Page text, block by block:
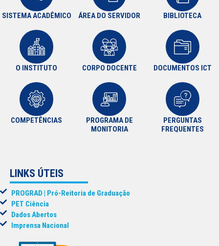
SISTEMA ACADÊMICO ÁREA DO SERVIDOR BIBLIOTECA
O INSTITUTO CORPO DOCENTE DOCUMENTOS ICT
COMPETÊNCIAS
PROGRAMA DE
MONITORIA
PERGUNTAS
FREQUENTES
LINKS ÚTEIS
PROGRAD | Pró-Reitoria de Graduação
PET Ciência
Dados Abertos
Imprensa Nacional